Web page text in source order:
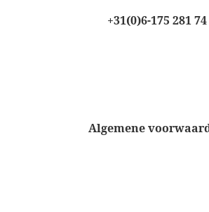
+31(0)6-175 281 74
Algemene